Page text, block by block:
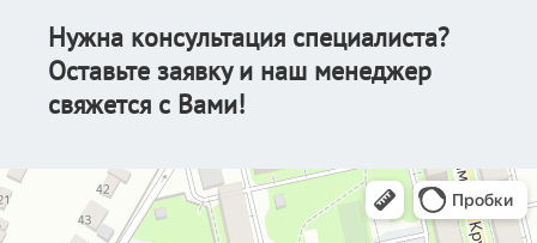
Нужна консультация специалиста?
Оставьте заявку и наш менеджер
свяжется с Вами!